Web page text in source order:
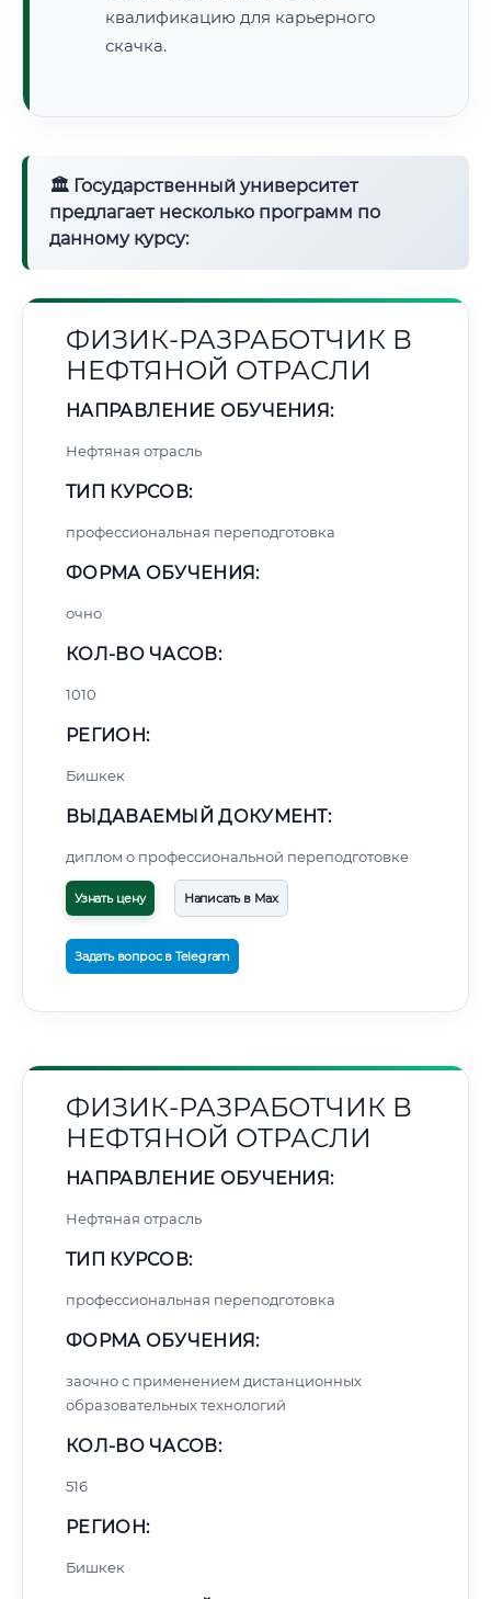
квалификацию для карьерного
скачка.
🏛 Государственный университет
предлагает несколько программ по
данному курсу:
ФИЗИК-РАЗРАБОТЧИК В
НЕФТЯНОЙ ОТРАСЛИ
НАПРАВЛЕНИЕ ОБУЧЕНИЯ:
Нефтяная отрасль
ТИП КУРСОВ:
профессиональная переподготовка
ФОРМА ОБУЧЕНИЯ:
очно
КОЛ-ВО ЧАСОВ:
1010
РЕГИОН:
Бишкек
ВЫДАВАЕМЫЙ ДОКУМЕНТ:
диплом о профессиональной переподготовке
Узнать цену Написать в Max
Задать вопрос в Telegram
ФИЗИК-РАЗРАБОТЧИК В
НЕФТЯНОЙ ОТРАСЛИ
НАПРАВЛЕНИЕ ОБУЧЕНИЯ:
Нефтяная отрасль
ТИП КУРСОВ:
профессиональная переподготовка
ФОРМА ОБУЧЕНИЯ:
заочно с применением дистанционных
образовательных технологий
КОЛ-ВО ЧАСОВ:
516
РЕГИОН:
Бишкек